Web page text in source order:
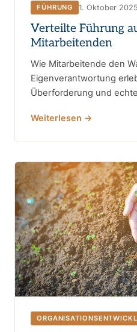
FÜHRUNG 1. Oktober 2025
Verteilte Führung
Mitarbeitenden
Wie Mitarbeitende den
Eigenverantwortung
Überforderung und
Weiterlesen →